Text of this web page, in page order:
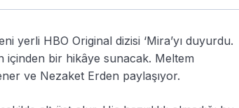
yerli HBO Original dizisi ‘Mira’yı duyurdu.
içinden bir hikâye sunacak. Meltem
ve Nezaket Erden paylaşıyor.